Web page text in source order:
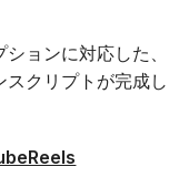
ョンに対応した、
クリプトが完成し